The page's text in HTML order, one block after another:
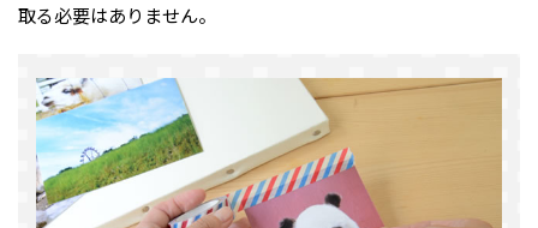
取る必要はありません。